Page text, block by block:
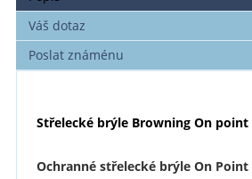
Váš dotaz
Poslat známénu
Střelecké brýle Browning On point
Ochranné střelecké brýle On